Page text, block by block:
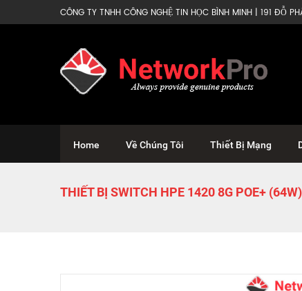
CÔNG TY TNHH CÔNG NGHỆ TIN HỌC BÌNH MINH | 191 ĐỖ
Home Về Chúng Tôi Thiết Bị Mạng
THIẾT BỊ SWITCH HPE 1420 8G POE+ (64W)